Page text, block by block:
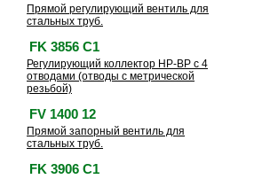
Прямой регулирующий вентиль для
стальных труб.
FK 3856 C1
Регулирующий коллектор HP-BP с 4
отводами (отводы с метрической
резьбой)
FV 1400 12
Прямой запорный вентиль для
стальных труб.
FK 3906 C1